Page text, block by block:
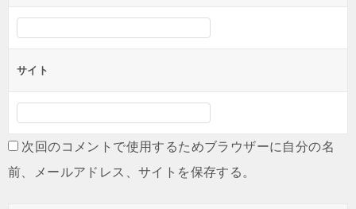
サイト
次回のコメントで使用するためブラウザーに自分の名
前、メールアドレス、サイトを保存する。